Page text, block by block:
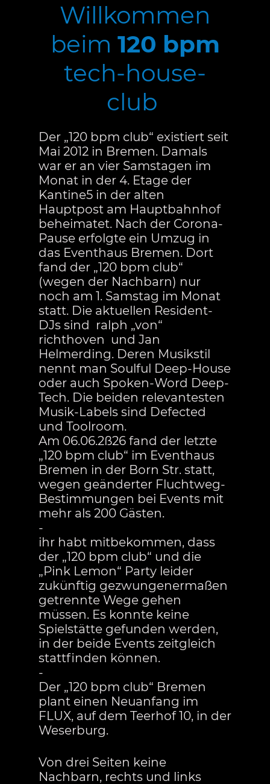
Willkommen
beim 120 bpm
tech-house-
club
Der „120 bpm club“ existiert seit
Mai 2012 in Bremen. Damals
war er an vier Samstagen im
Monat in der 4. Etage der
Kantine5 in der alten
Hauptpost am Hauptbahnhof
beheimatet. Nach der Corona-
Pause erfolgte ein Umzug in
das Eventhaus Bremen. Dort
fand der „120 bpm club“
(wegen der Nachbarn) nur
noch am 1. Samstag im Monat
statt. Die aktuellen Resident-
DJs sind ralph „von“
richthoven und Jan
Helmerding. Deren Musikstil
nennt man Soulful Deep-House
oder auch Spoken-Word Deep-
Tech. Die beiden relevantesten
Musik-Labels sind Defected
und Toolroom.
Am 06.06.2ß26 fand der letzte
„120 bpm club“ im Eventhaus
Bremen in der Born Str. statt,
wegen geänderter Fluchtweg-
Bestimmungen bei Events mit
mehr als 200 Gästen.
-
ihr habt mitbekommen, dass
der „120 bpm club“ und die
„Pink Lemon“ Party leider
zukünftig gezwungenermaßen
getrennte Wege gehen
müssen. Es konnte keine
Spielstätte gefunden werden,
in der beide Events zeitgleich
stattfinden können.
-
Der „120 bpm club“ Bremen
plant einen Neuanfang im
FLUX, auf dem Teerhof 10, in der
Weserburg.
Von drei Seiten keine
Nachbarn, rechts und links